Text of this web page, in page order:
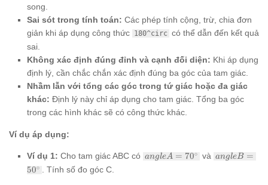
song.
Sai sót trong tính toán: Các phép tính cộng, trừ, chia đơn
giản khi áp dụng công thức 180^circ có thể dẫn đến kết quả
sai.
Không xác định đúng đỉnh và cạnh đối diện: Khi áp dụng
định lý, cần chắc chắn xác định đúng ba góc của tam giác.
Nhầm lẫn với tổng các góc trong tứ giác hoặc đa giác
khác: Định lý này chỉ áp dụng cho tam giác. Tổng ba góc
trong các hình khác sẽ có công thức khác.
Ví dụ áp dụng:
Ví dụ 1: Cho tam giác ABC có angle A
angleA = 70∘ và angle B
angleB =
50∘ . Tính số đo góc C.